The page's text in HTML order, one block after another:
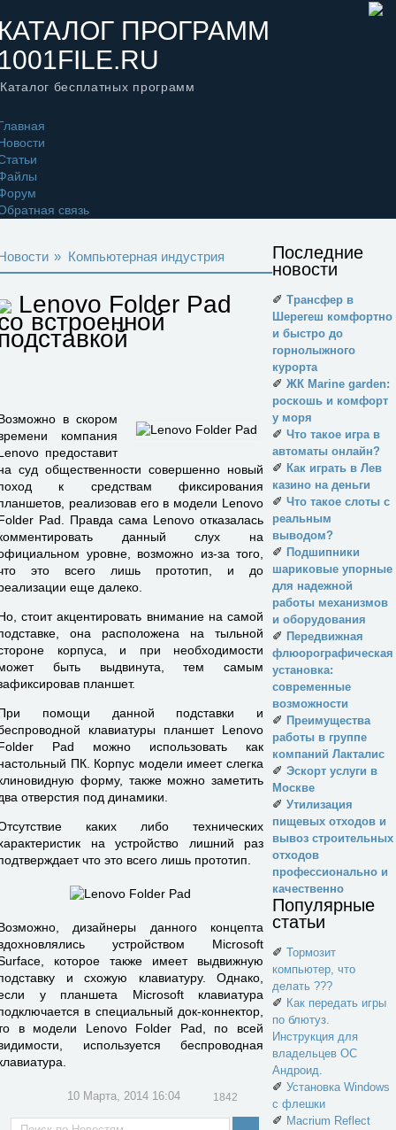
ПРОГРАММ
Каталог бесплатных программ
связь
» Компьютерная индустрия
Lenovo Folder Pad
встроенной
в скором
компания
предоставит
суд общественности совершенно новый
к средствам фиксирования
реализовав его в модели Lenovo
Pad. Правда сама Lenovo отказалась
данный слух на
уровне, возможно из-за того,
это всего лишь прототип, и до
еще далеко.
стоит акцентировать внимание на самой
она расположена на тыльной
корпуса, и при необходимости
быть выдвинута, тем самым
планшет.
помощи данной подставки и
клавиатуры планшет Lenovo
Pad можно использовать как
ПК. Корпус модели имеет слегка
форму, также можно заметить
отверстия под динамики.
каких либо технических
на устройство лишний раз
что это всего лишь прототип.
дизайнеры данного концепта
устройством Microsoft
которое также имеет выдвижную
и схожую клавиатуру. Однако,
у планшета Microsoft клавиатура
в специальный док-коннектор,
в модели Lenovo Folder Pad, по всей
используется беспроводная
10 Марта, 2014 16:04 1842
Последние
новости
✐ Трансфер в
Шерегеш комфортно
и быстро до
горнолыжного
курорта
✐ ЖК Marine garden:
роскошь и комфорт
у моря
✐ Что такое игра в
автоматы онлайн?
✐ Как играть в Лев
казино на деньги
✐ Что такое слоты с
реальным
выводом?
✐ Подшипники
шариковые упорные
для надежной
работы механизмов
и оборудования
✐ Передвижная
флюорографическая
установка:
современные
возможности
✐ Преимущества
работы в группе
компаний Лакталис
✐ Эскорт услуги в
Москве
✐ Утилизация
пищевых отходов и
вывоз строительных
отходов
профессионально и
качественно
Популярные
статьи
✐ Тормозит
компьютер, что
делать ???
✐ Как передать игры
по блютуз.
Инструкция для
владельцев ОС
Андроид.
✐ Установка Windows
с флешки
✐ Macrium Reflect